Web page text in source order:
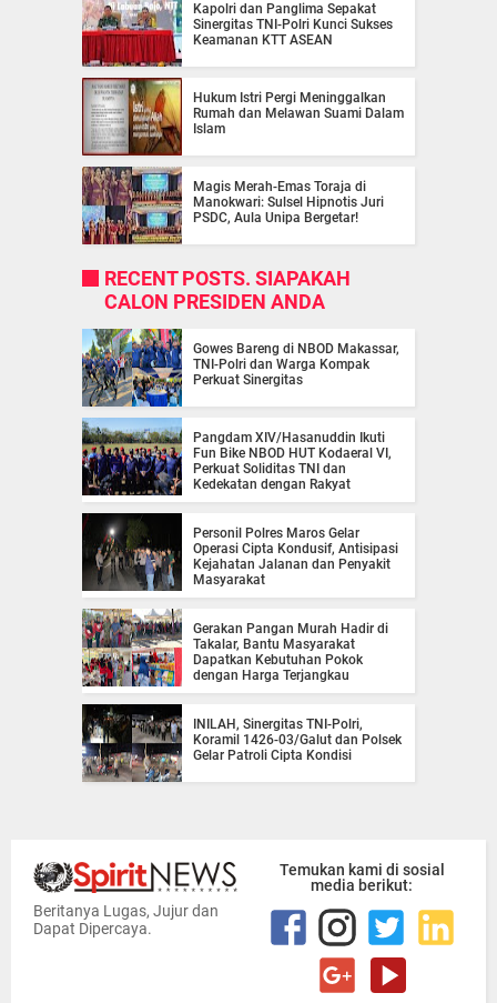
Kapolri dan Panglima Sepakat
Sinergitas TNI-Polri Kunci Sukses
Keamanan KTT ASEAN
Hukum Istri Pergi Meninggalkan
Rumah dan Melawan Suami Dalam
Islam
Magis Merah-Emas Toraja di
Manokwari: Sulsel Hipnotis Juri
PSDC, Aula Unipa Bergetar!
RECENT POSTS. SIAPAKAH
CALON PRESIDEN ANDA
Gowes Bareng di NBOD Makassar,
TNI-Polri dan Warga Kompak
Perkuat Sinergitas
Pangdam XIV/Hasanuddin Ikuti
Fun Bike NBOD HUT Kodaeral VI,
Perkuat Soliditas TNI dan
Kedekatan dengan Rakyat
Personil Polres Maros Gelar
Operasi Cipta Kondusif, Antisipasi
Kejahatan Jalanan dan Penyakit
Masyarakat
Gerakan Pangan Murah Hadir di
Takalar, Bantu Masyarakat
Dapatkan Kebutuhan Pokok
dengan Harga Terjangkau
INILAH, Sinergitas TNI-Polri,
Koramil 1426-03/Galut dan Polsek
Gelar Patroli Cipta Kondisi
Beritanya Lugas, Jujur dan
Dapat Dipercaya.
Temukan kami di sosial
media berikut: